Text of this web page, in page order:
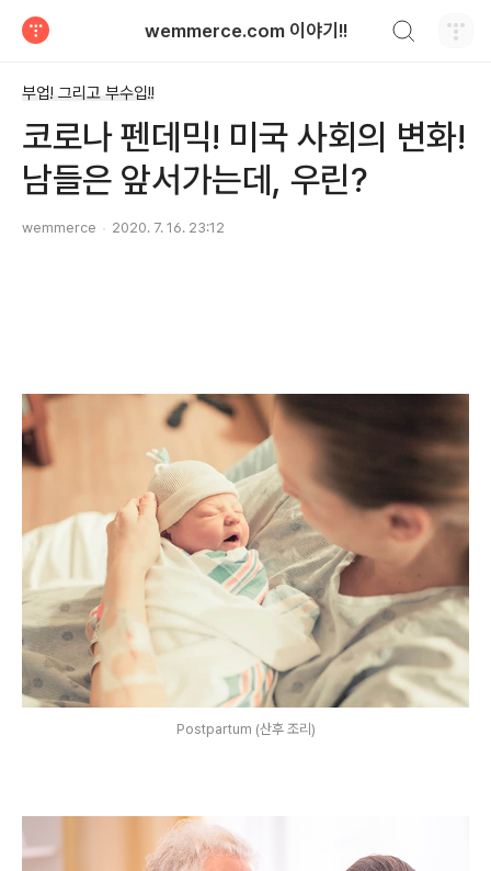
wemmerce.com 이야기!!
부업! 그리고 부수입!!
코로나 펜데믹! 미국 사회의 변화!
남들은 앞서가는데, 우린?
wemmerce 2020. 7. 16. 23:12
Postpartum (산후 조리)